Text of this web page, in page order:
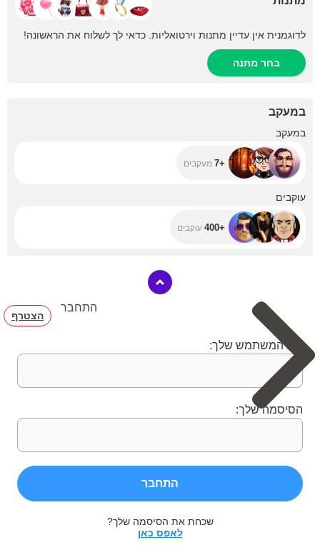
לדוגמנית אין עדיין מתנות וירטואליות. כדאי לך לשלוח את הראשונה!
בחר מתנה
במעקב
במעקב
+7 מעקבים
עוקבים
+400 עוקבים
התחבר
הצטרף
שם המשתמש שלך:
הסיסמה שלך:
התחבר
שכחת את הסיסמה שלך?
לאפס כאן